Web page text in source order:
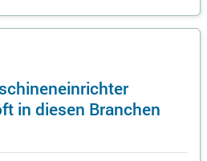
in diesen Branchen